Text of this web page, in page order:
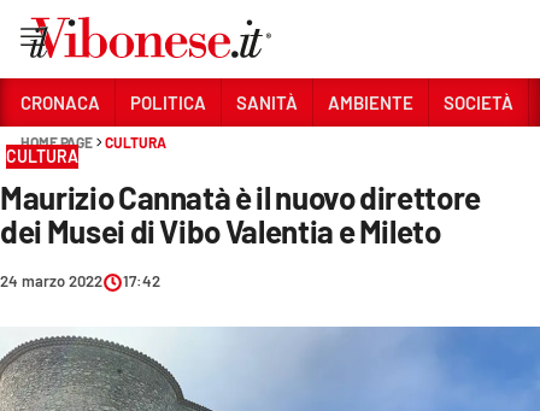
Sezioni
CRONACA
POLITICA
SANITÀ
AMBIENTE
SOCIETÀ
CRONACA POLITICA SANITÀ AMBIENTE SOCIETÀ
HOME PAGE CULTURA
CULTURA
Maurizio Cannatà è il nuovo direttore
dei Musei di Vibo Valentia e Mileto
24 marzo 2022 17:42